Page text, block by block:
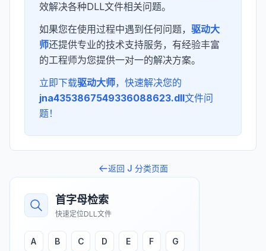
效解决各种DLL文件相关问题。
如果您在使用过程中遇到任何问题， 驱动大
师还提供专业的技术支持服务，有经验丰富
的工程师为您提供一对一的解决方案。
立即下载驱动大师，快速解决您的
jna4353867549336088623.dll文件问
题！
返回 J 分类页面
首字母检索
快速定位DLL文件
A B C D E F G